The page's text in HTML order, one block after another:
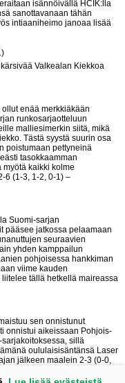
isännöivällä HCIK:lla
sanottavanaan tähän
intiaaniheimo janoaa lisää
Valkealan Kiekkoa
enää merkkiäkään
runkosarjaotteluun
malliesimerkin siitä, mikä
Tästä syystä suurin osa
poistumaan pettyneinä
tasokkaamman
kaikki kolme
6 (1-3, 1-2, 0-1) –
Suomi-sarjan
pääsee jatkossa pelaamaan
seuraavien
yhden kamppailun
pohjoisessa hankkiman
viime kauden
tällä hetkellä maireassa
sen onnistunut
onnistui aikeissaan Pohjois-
sillä
oululaisisäntänsä Laser
jälkeen maalein 2-3 (0-0,